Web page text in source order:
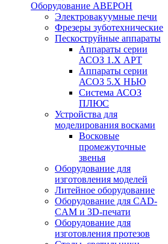
Оборудование АВЕРОН
Электровакуумные печи
Фрезеры зуботехнические
Пескоструйные аппараты
Аппараты серии
АСОЗ 1.Х АРТ
Аппараты серии
АСОЗ 5.Х НЬЮ
Система АСОЗ
ПЛЮС
Устройства для
моделирования восками
Восковые
промежуточные
звенья
Оборудование для
изготовления моделей
Литейное оборудование
Оборудование для CAD-
CAM и 3D-печати
Оборудование для
изготовления протезов